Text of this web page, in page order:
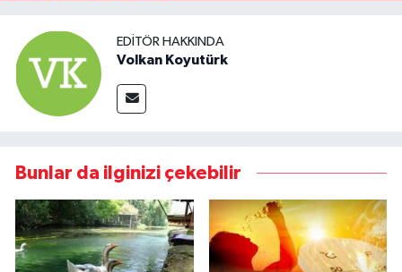
EDITÖR HAKKINDA
Volkan Koyutürk
Bunlar da ilginizi çekebilir